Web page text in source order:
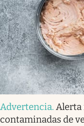
Advertencia. Alerta
contaminadas de